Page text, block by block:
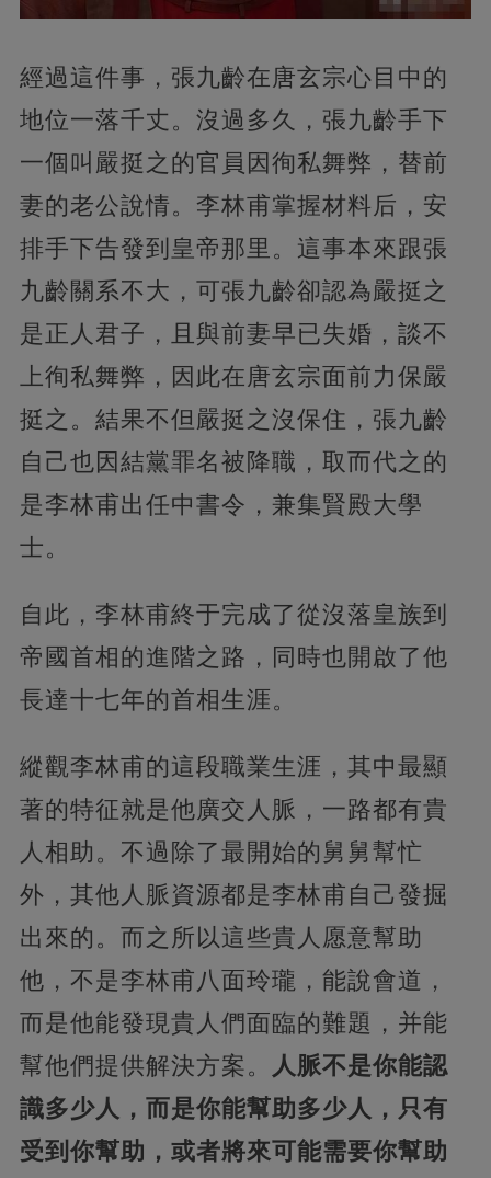
經過這件事，張九齡在唐玄宗心目中的
地位一落千丈。沒過多久，張九齡手下
一個叫嚴挺之的官員因徇私舞弊，替前
妻的老公說情。李林甫掌握材料后，安
排手下告發到皇帝那里。這事本來跟張
九齡關系不大，可張九齡卻認為嚴挺之
是正人君子，且與前妻早已失婚，談不
上徇私舞弊，因此在唐玄宗面前力保嚴
挺之。結果不但嚴挺之沒保住，張九齡
自己也因結黨罪名被降職，取而代之的
是李林甫出任中書令，兼集賢殿大學
士。
自此，李林甫終于完成了從沒落皇族到
帝國首相的進階之路，同時也開啟了他
長達十七年的首相生涯。
縱觀李林甫的這段職業生涯，其中最顯
著的特征就是他廣交人脈，一路都有貴
人相助。不過除了最開始的舅舅幫忙
外，其他人脈資源都是李林甫自己發掘
出來的。而之所以這些貴人愿意幫助
他，不是李林甫八面玲瓏，能說會道，
而是他能發現貴人們面臨的難題，并能
幫他們提供解決方案。
人脈不是你能認
識多少人，而是你能幫助多少人，只有
受到你幫助，或者將來可能需要你幫助